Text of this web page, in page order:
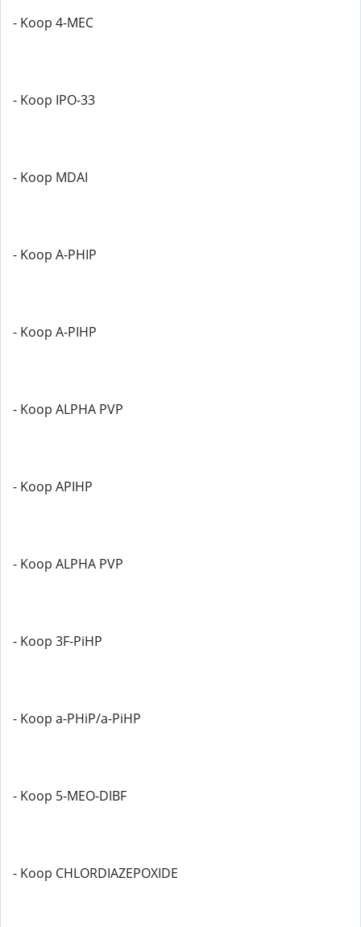
- Koop 4-MEC
- Koop IPO-33
- Koop MDAI
- Koop A-PHIP
- Koop A-PIHP
- Koop ALPHA PVP
- Koop APIHP
- Koop ALPHA PVP
- Koop 3F-PiHP
- Koop a-PHiP/a-PiHP
- Koop 5-MEO-DIBF
- Koop CHLORDIAZEPOXIDE